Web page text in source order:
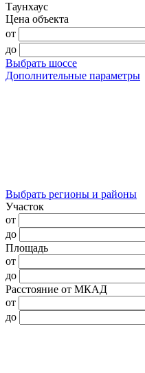
Таунхаус
Цена объекта
от
до
Выбрать шоссе
Дополнительные параметры
Выбрать регионы и районы
Участок
от
до
Площадь
от
до
Расстояние от МКАД
от
до